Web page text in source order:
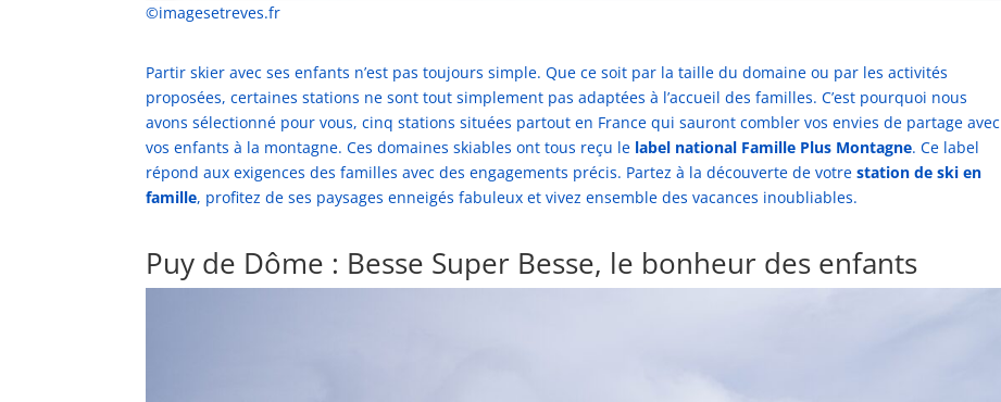
©imagesetreves.fr
Partir skier avec ses enfants n’est pas toujours simple. Que ce soit par la taille du domaine ou par les activités
proposées, certaines stations ne sont tout simplement pas adaptées à l’accueil des familles. C’est pourquoi nous
avons sélectionné pour vous, cinq stations situées partout en France qui sauront combler vos envies de partage avec
vos enfants à la montagne. Ces domaines skiables ont tous reçu le label national Famille Plus Montagne. Ce label
répond aux exigences des familles avec des engagements précis. Partez à la découverte de votre station de ski en
famille, profitez de ses paysages enneigés fabuleux et vivez ensemble des vacances inoubliables.
Puy de Dôme : Besse Super Besse, le bonheur des enfants